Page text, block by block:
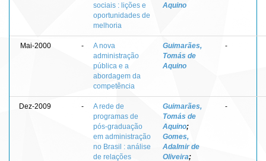
sociais : lições e
oportunidades de
melhoria
Aquino
Mai-2000 -
A nova
administração
pública e a
abordagem da
competência
Guimarães,
Tomás de
Aquino
-
Dez-2009 -
A rede de
programas de
pós-graduação
em administração
no Brasil : análise
de relações
Guimarães,
Tomás de
Aquino;
Gomes,
Adalmir de
Oliveira;
-